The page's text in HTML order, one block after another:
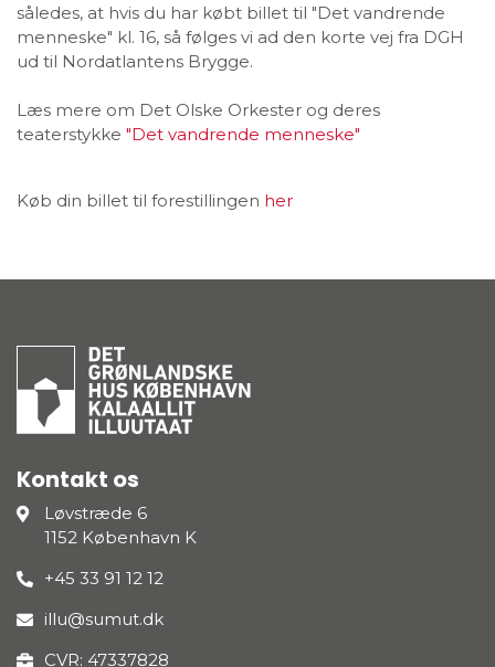
således, at hvis du har købt billet til "Det vandrende
menneske" kl. 16, så følges vi ad den korte vej fra DGH
ud til Nordatlantens Brygge.
Læs mere om Det Olske Orkester og deres
teaterstykke "Det vandrende menneske"
Køb din billet til forestillingen her
Kontakt os
Løvstræde 6
1152 København K
+45 33 91 12 12
illu@sumut.dk
CVR: 47337828